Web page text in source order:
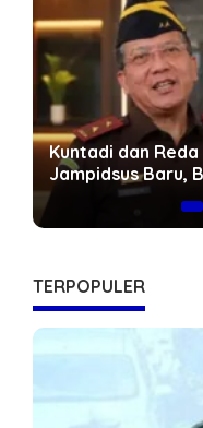
Kuntadi dan
Jampidsus Baru,
Korps Adhyaksa
TERPOPULER